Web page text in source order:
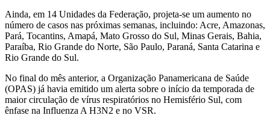
Ainda, em 14 Unidades da Federação, projeta-se um aumento no
número de casos nas próximas semanas, incluindo: Acre, Amazonas,
Pará, Tocantins, Amapá, Mato Grosso do Sul, Minas Gerais, Bahia,
Paraíba, Rio Grande do Norte, São Paulo, Paraná, Santa Catarina e
Rio Grande do Sul.
No final do mês anterior, a Organização Panamericana de Saúde
(OPAS) já havia emitido um alerta sobre o início da temporada de
maior circulação de vírus respiratórios no Hemisfério Sul, com
ênfase na Influenza A H3N2 e no VSR.